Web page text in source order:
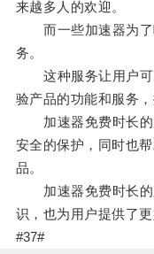
来越多人的欢迎。
而一些加速器为了
务。
这种服务让用户可
验产品的功能和服务
加速器免费时长的
安全的保护，同时也
品。
加速器免费时长的
识，也为用户提供了更
#37#